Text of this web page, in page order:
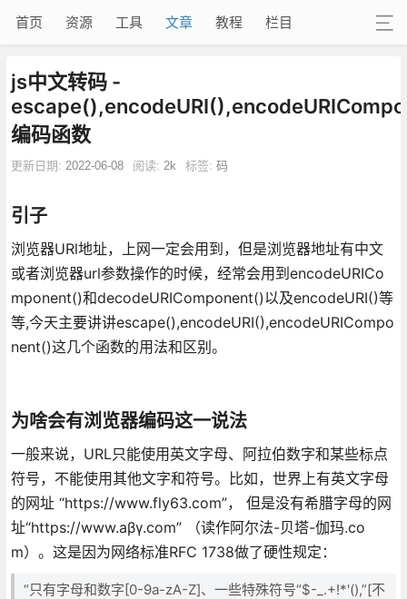
首页 资源 工具 文章 教程 栏目
js中文转码 -
编码函数
更新日期: 2022-06-08 阅读: 2k 标签: 码
引子
浏览器URl地址，上网一定会用到，但是浏览器地址有中文
或者浏览器url参数操作的时候，经常会用到encodeURICo
mponent()和decodeURIComponent()以及encodeURI()等
等,今天主要讲讲escape(),encodeURI(),encodeURICompo
nent()这几个函数的用法和区别。
为啥会有浏览器编码这一说法
一般来说，URL只能使用英文字母、阿拉伯数字和某些标点
符号，不能使用其他文字和符号。比如，世界上有英文字母
的网址 “https://www.fly63.com”， 但是没有希腊字母的网
址“https://www.aβγ.com” （读作阿尔法-贝塔-伽玛.co
m）。这是因为网络标准RFC 1738做了硬性规定：
“只有字母和数字[0-9a-zA-Z]、一些特殊符号“$-_.+!*'(),”[不